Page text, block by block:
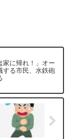
家に帰れ！」オー
する市民、水鉄砲